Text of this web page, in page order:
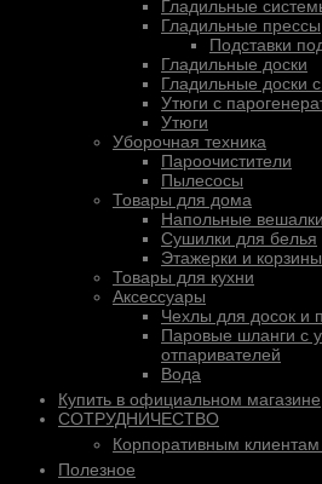
Гладильные
Гладильные прессы
Подставки
Гладильные доски
Гладильные доски
Утюги с
Утюги
Уборочная техника
Пароочистители
Пылесосы
Товары для дома
Напольные вешалки
Сушилки для белья
Этажерки и
Товары для кухни
Аксессуары
Чехлы для досок и
Паровые шланги с
отпаривателей
Вода
Купить в официальном магазине
СОТРУДНИЧЕСТВО
Корпоративным
Полезное